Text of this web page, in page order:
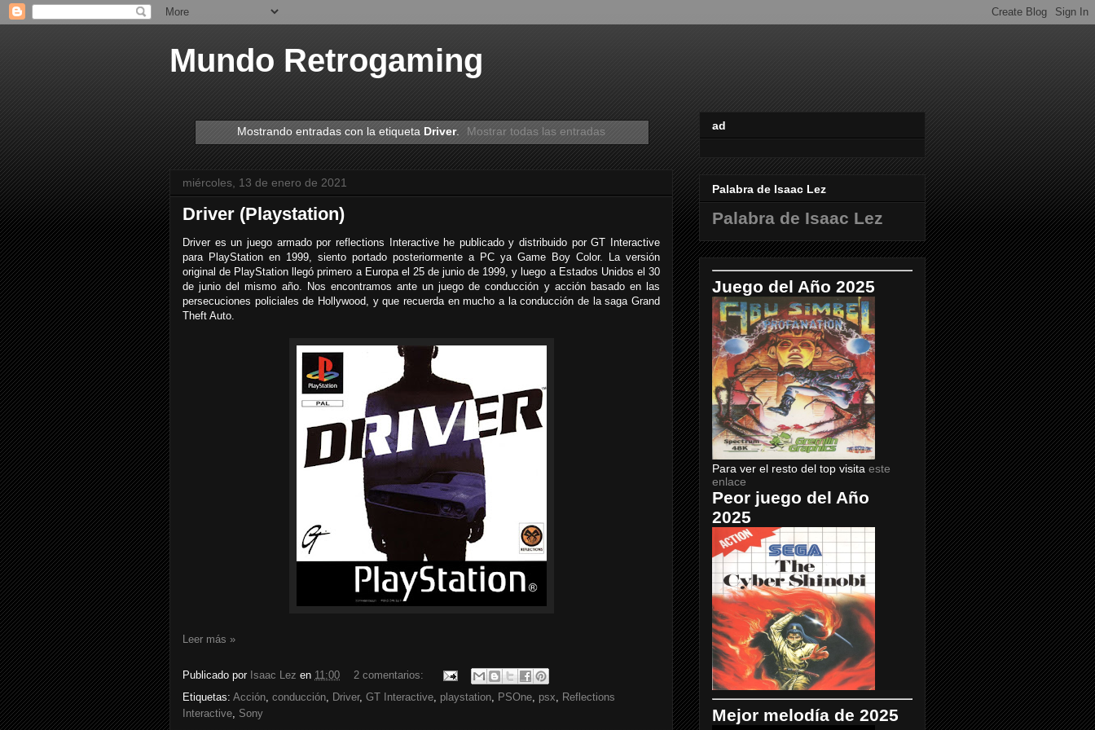
Mundo Retrogaming
Mostrando entradas con la etiqueta Driver. Mostrar todas las entradas
miércoles, 13 de enero de 2021
Driver (Playstation)
Driver es un juego armado por reflections Interactive he publicado y distribuido por GT Interactive
para PlayStation en 1999, siento portado posteriormente a PC ya Game Boy Color. La versión
original de PlayStation llegó primero a Europa el 25 de junio de 1999, y luego a Estados Unidos el 30
de junio del mismo año. Nos encontramos ante un juego de conducción y acción basado en las
persecuciones policiales de Hollywood, y que recuerda en mucho a la conducción de la saga Grand
Theft Auto.
Leer más »
Publicado por Isaac Lez en 11:00
2 comentarios:
Etiquetas: Acción conducción Driver, GT Interactive playstation PSOne psx
Reflections
Interactive Sony
ad
Palabra de Isaac Lez
Palabra de Isaac Lez
Juego del Año 2025
Para ver el resto del top visita este
enlace
Peor juego del Año
2025
Mejor melodía de 2025